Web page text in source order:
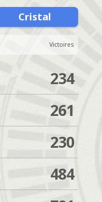
Cristal
Victoires
234
261
230
484